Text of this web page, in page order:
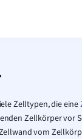
Zelltypen, die eine
Zellkörper vor
vom